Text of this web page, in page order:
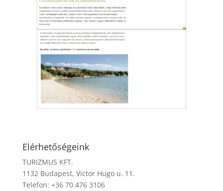
Elérhetőségeink
TURIZMUS KFT.
1132 Budapest, Victor Hugo u. 11.
Telefon: +36 70 476 3106